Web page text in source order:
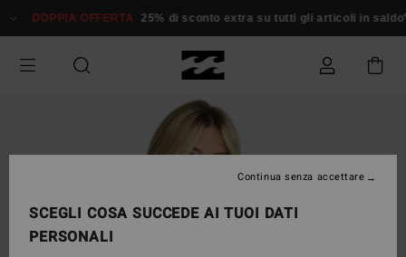
alle
prodotto
DOPPIA OFFERTA 25% di sconto extra su tutti gli articoli in saldo*
SCEGLI COSA SUCCEDE AI TUOI DATI
PERSONALI
Continua senza accettare